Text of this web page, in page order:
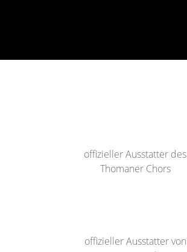
offizieller Ausstatter des
Thomaner Chors
offizieller Ausstatter von